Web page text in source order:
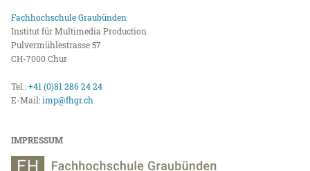
Fachhochschule Graubünden
Institut für Multimedia Production
Pulvermühlestrasse 57
CH-7000 Chur
Tel.:+41 (0)81 286 24 24
E-Mail:imp@fhgr.ch
IMPRESSUM